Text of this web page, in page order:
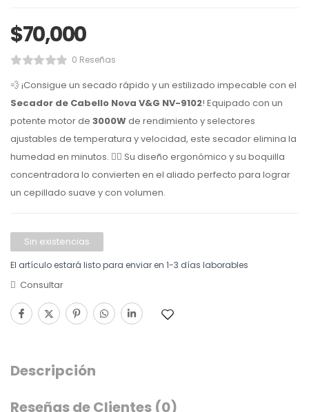
$70,000
0 Reseñas
💨 ¡Consigue un secado rápido y un estilizado impecable con el
Secador de Cabello Nova V&G NV-9102! Equipado con un
potente motor de 3000Wde rendimiento y selectores
ajustables de temperatura y velocidad, este secador elimina la
humedad en minutos. 💁‍♀️ Su diseño ergonómico y su boquilla
concentradora lo convierten en el aliado perfecto para lograr
un cepillado suave y con volumen.
Sin existencias
El artículo estará listo para enviar en 1-3 días laborables
Consultar
Descripción
Reseñas de Clientes (0)